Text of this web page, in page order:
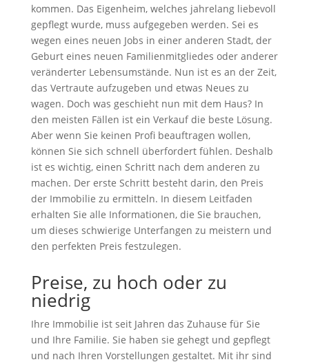
kommen. Das Eigenheim, welches jahrelang liebevoll
gepflegt wurde, muss aufgegeben werden. Sei es
wegen eines neuen Jobs in einer anderen Stadt, der
Geburt eines neuen Familienmitgliedes oder anderer
veränderter Lebensumstände. Nun ist es an der Zeit,
das Vertraute aufzugeben und etwas Neues zu
wagen. Doch was geschieht nun mit dem Haus? In
den meisten Fällen ist ein Verkauf die beste Lösung.
Aber wenn Sie keinen Profi beauftragen wollen,
können Sie sich schnell überfordert fühlen. Deshalb
ist es wichtig, einen Schritt nach dem anderen zu
machen. Der erste Schritt besteht darin, den Preis
der Immobilie zu ermitteln. In diesem Leitfaden
erhalten Sie alle Informationen, die Sie brauchen,
um dieses schwierige Unterfangen zu meistern und
den perfekten Preis festzulegen.
Preise, zu hoch oder zu
niedrig
Ihre Immobilie ist seit Jahren das Zuhause für Sie
und Ihre Familie. Sie haben sie gehegt und gepflegt
und nach Ihren Vorstellungen gestaltet. Mit ihr sind